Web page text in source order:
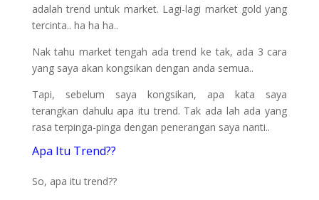
adalah trend untuk market. Lagi-lagi market gold yang
tercinta.. ha ha ha..
Nak tahu market tengah ada trend ke tak, ada 3 cara
yang saya akan kongsikan dengan anda semua..
Tapi, sebelum saya kongsikan, apa kata saya
terangkan dahulu apa itu trend. Tak ada lah ada yang
rasa terpinga-pinga dengan penerangan saya nanti..
Apa Itu Trend??
So, apa itu trend??